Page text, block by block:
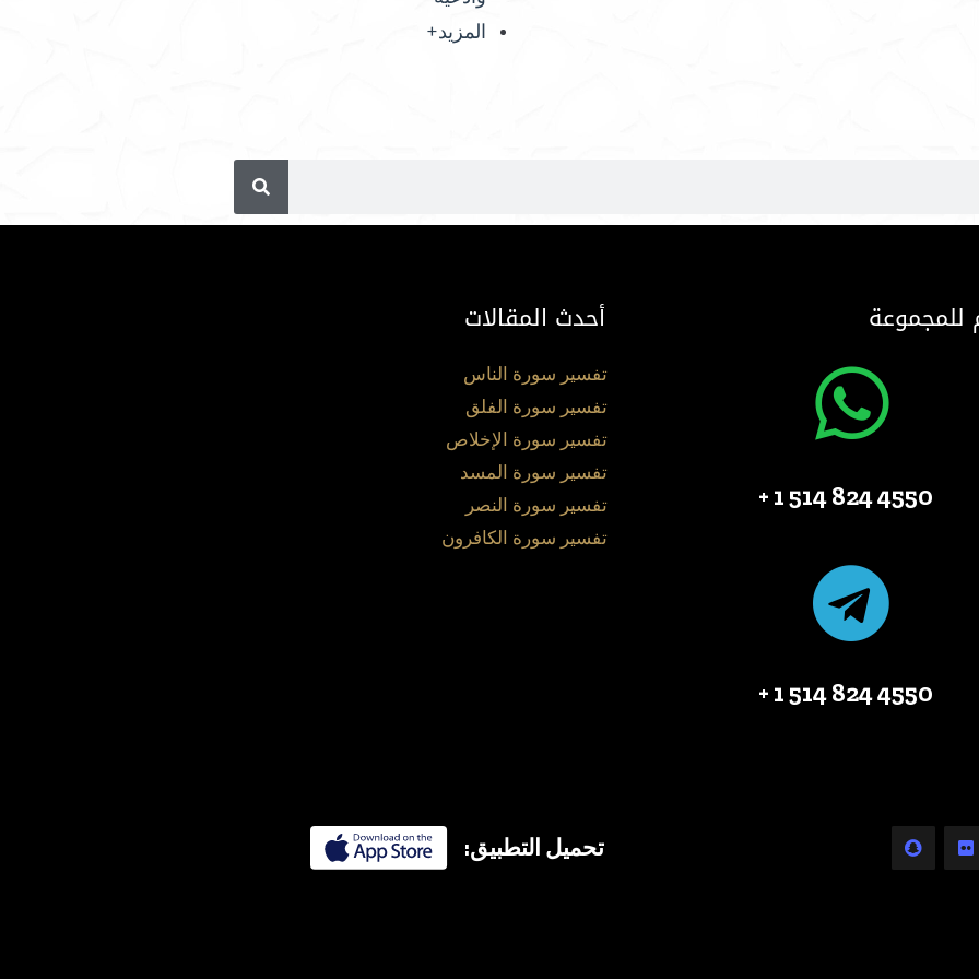
المزيد+
للمجموعة
4550 824 514 1 +
4550 824 514 1 +
أحدث المقالات
تفسير سورة الناس
تفسير سورة الفلق
تفسير سورة الإخلاص
تفسير سورة المسد
تفسير سورة النصر
تفسير سورة الكافرون
تحميل التطبيق: